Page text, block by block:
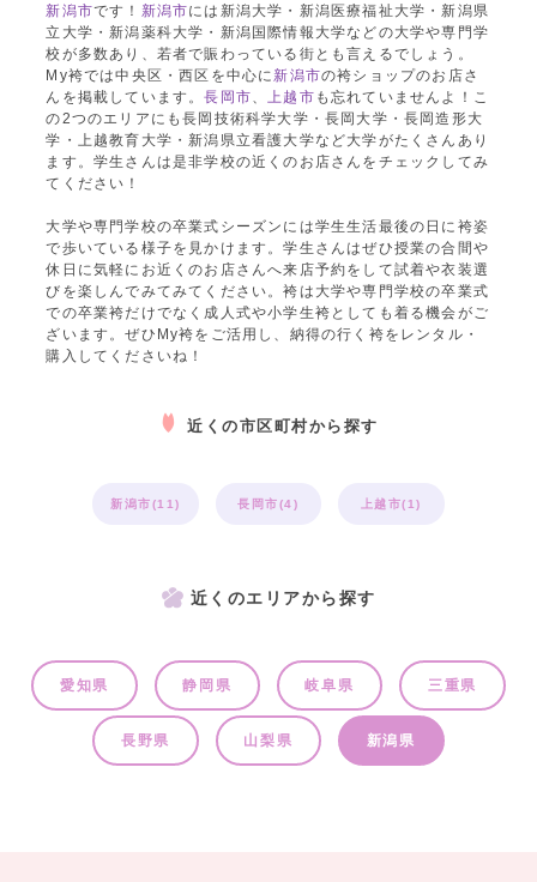
新潟市です！ 新潟市には新潟大学・新潟医療福祉大学・新潟県
立大学・新潟薬科大学・新潟国際情報大学などの大学や専門学
校が多数あり、若者で賑わっている街とも言えるでしょう。
My袴では中央区・西区を中心に 新潟市の袴ショップのお店さ
んを掲載しています。長岡市、上越市 も忘れていませんよ！こ
の2つのエリアにも長岡技術科学大学・長岡大学・長岡造形大
学・上越教育大学・新潟県立看護大学など大学がたくさんあり
ます。学生さんは是非学校の近くのお店さんをチェックしてみ
てください！
大学や専門学校の卒業式シーズンには学生生活最後の日に袴姿
で歩いている様子を見かけます。学生さんはぜひ授業の合間や
休日に気軽にお近くのお店さんへ来店予約をして試着や衣装選
びを楽しんでみてみてください。袴は大学や専門学校の卒業式
での卒業袴だけでなく成人式や小学生袴としても着る機会がご
ざいます。ぜひMy袴をご活用し、納得の行く袴をレンタル・
購入してくださいね！
近くの市区町村から探す
新潟市(11) 長岡市(4) 上越市(1)
近くのエリアから探す
愛知県 静岡県 岐阜県 三重県
長野県 山梨県 新潟県